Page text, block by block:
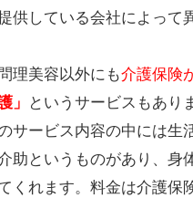
供している会社によって
理美容以外にも介護保険
」
というサービスもあり
サービス内容の中には生
助というものがあり、身
くれます。料金は介護保